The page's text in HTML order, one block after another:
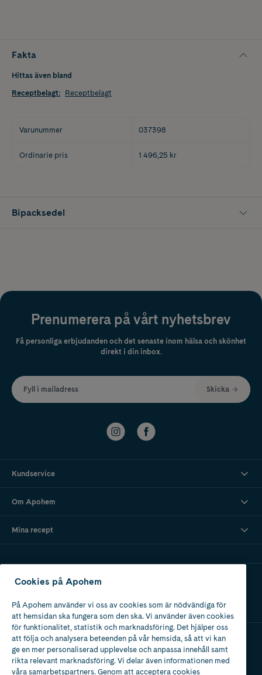
Fakta
Hittas även bland
Receptbelagt: Receptbelagt
Varunummer 037398
Ordinarie pris 1 496,25 kr
Bipacksedel
Prenumerera på vårt nyhetsbrev
Få personliga erbjudanden och det senaste inom hälsa och skönhet
direkt i din inbox.
Fyll i mailadress Skicka
Kundservice
Om Apohem
Mina recept
Ladda ner vår app
Apotek med tillstånd
av Läkemedelsverket
Cookies på Apohem
På Apohem använder vi oss av cookies som är nödvändiga för
att hemsidan ska fungera som den ska. Vi använder även cookies
för funktionalitet, statistik och marknadsföring. Det hjälper oss
att följa och analysera beteenden på vår hemsida, så att vi kan
ge en mer personaliserad upplevelse och anpassa innehåll samt
rikta relevant marknadsföring. Vi delar även informationen med
våra samarbetspartners. Genom att acceptera cookies